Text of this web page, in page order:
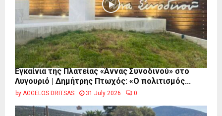
Εγκαίνια της Πλατείας «Άννας Συνοδινού» στο
Λυγουριό | Δημήτρης Πτωχός: «Ο πολιτισμός...
by AGGELOS DRITSAS 31 July 2026 0